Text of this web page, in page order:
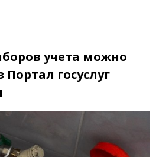
учета можно
Портал госуслуг